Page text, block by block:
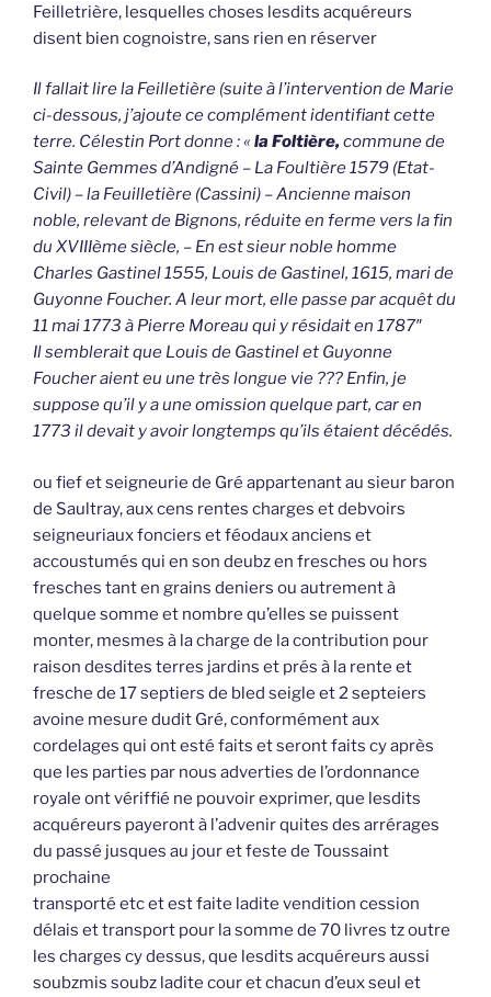
Feilletrière, lesquelles choses lesdits acquéreurs
disent bien cognoistre, sans rien en réserver
Il fallait lire la Feilletière (suite à l’intervention de Marie
ci-dessous, j’ajoute ce complément identifiant cette
terre. Célestin Port donne : «la Foltière,commune de
Sainte Gemmes d’Andigné – La Foultière 1579 (Etat-
Civil) – la Feuilletière (Cassini) – Ancienne maison
noble, relevant de Bignons, réduite en ferme vers la fin
du XVIIIème siècle, – En est sieur noble homme
Charles Gastinel 1555, Louis de Gastinel, 1615, mari de
Guyonne Foucher. A leur mort, elle passe par acquêt du
11 mai 1773 à Pierre Moreau qui y résidait en 1787″
Il semblerait que Louis de Gastinel et Guyonne
Foucher aient eu une très longue vie ??? Enfin, je
suppose qu’il y a une omission quelque part, car en
1773 il devait y avoir longtemps qu’ils étaient décédés.
ou fief et seigneurie de Gré appartenant au sieur baron
de Saultray, aux cens rentes charges et debvoirs
seigneuriaux fonciers et féodaux anciens et
accoustumés qui en son deubz en fresches ou hors
fresches tant en grains deniers ou autrement à
quelque somme et nombre qu’elles se puissent
monter, mesmes à la charge de la contribution pour
raison desdites terres jardins et prés à la rente et
fresche de 17 septiers de bled seigle et 2 septeiers
avoine mesure dudit Gré, conformément aux
cordelages qui ont esté faits et seront faits cy après
que les parties par nous adverties de l’ordonnance
royale ont vériffié ne pouvoir exprimer, que lesdits
acquéreurs payeront à l’advenir quites des arrérages
du passé jusques au jour et feste de Toussaint
prochaine
transporté etc et est faite ladite vendition cession
délais et transport pour la somme de 70 livres tz outre
les charges cy dessus, que lesdits acquéreurs aussi
soubzmis soubz ladite cour et chacun d’eux seul et